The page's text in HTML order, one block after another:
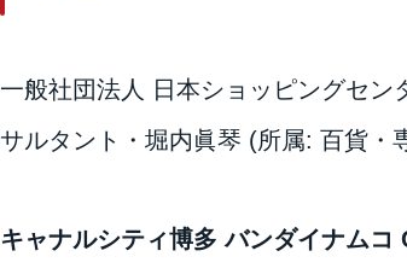
一般社団法人 日本ショッピングセ
サルタント・堀内眞琴 (所属: 百貨・
キャナルシティ博多 バンダイナム